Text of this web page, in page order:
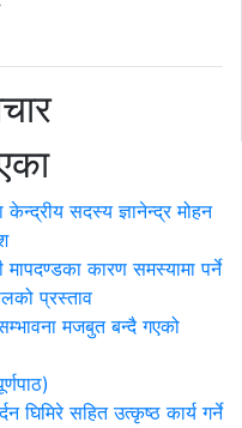
सदस्य ज्ञानेन्द्र मोहन
कारण समस्यामा पर्ने
प्रस्ताव
मजबुत बन्दै गएको
घिमिरे सहित उत्कृष्ठ कार्य गर्ने